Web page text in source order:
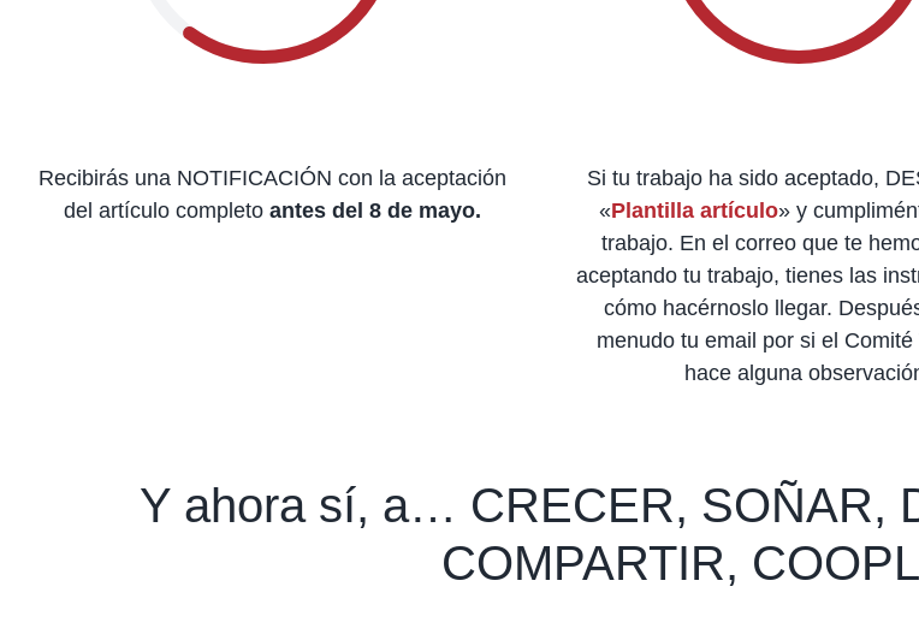
Recibirás una NOTIFICACIÓN con la aceptación
del artículo completoantes del 8 de mayo.
Si tu trabajo ha sido aceptado,
«Plantilla artículo» y
trabajo. En el correo que te
aceptando tu trabajo, tienes las
cómo hacérnoslo llegar.
menudo tu email por si el
hace alguna
Y ahora sí, a… CRECER, SOÑAR,
COMPARTIR,